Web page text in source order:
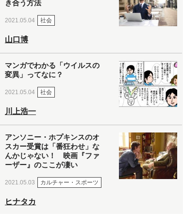
き合う方法
2021.05.04 社会
山口博
マンガでわかる「ウイルスの
変異」ってなに？
2021.05.04 社会
川上浩一
アンソニー・ホプキンスのオ
スカー受賞は「番狂わせ」な
んかじゃない！ 映画『ファ
ーザー』のここが凄い
2021.05.03 カルチャー・スポーツ
ヒナタカ